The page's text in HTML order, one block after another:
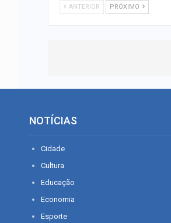
ANTERIOR PRÓXIMO
NOTÍCIAS
Cidade
Cultura
Educação
Economia
Esporte